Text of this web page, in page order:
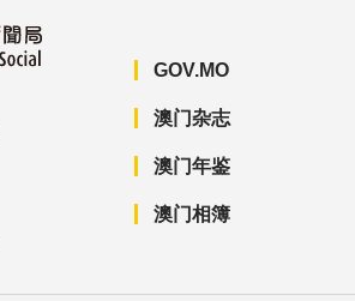
GOV.MO
澳门杂志
澳门年鉴
澳门相簿